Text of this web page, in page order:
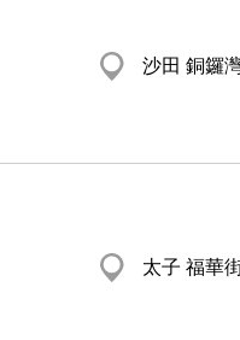
沙田 銅鑼
太子 福華